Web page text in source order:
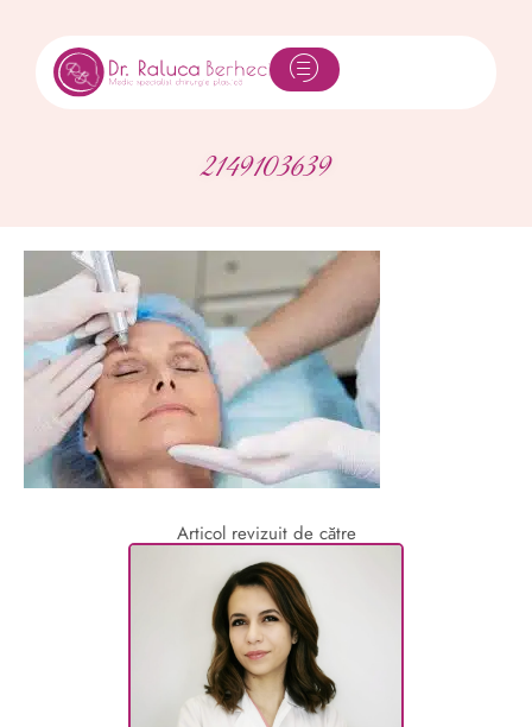
2149103639
Articol revizuit de către